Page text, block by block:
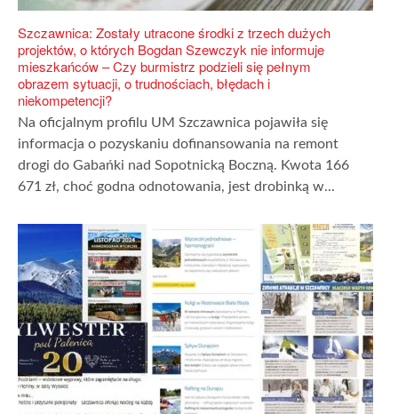
Szczawnica: Zostały utracone środki z trzech dużych
projektów, o których Bogdan Szewczyk nie informuje
mieszkańców – Czy burmistrz podzieli się pełnym
obrazem sytuacji, o trudnościach, błędach i
niekompetencji?
Na oficjalnym profilu UM Szczawnica pojawiła się
informacja o pozyskaniu dofinansowania na remont
drogi do Gabańki nad Sopotnicką Boczną. Kwota 166
671 zł, choć godna odnotowania, jest drobinką w...